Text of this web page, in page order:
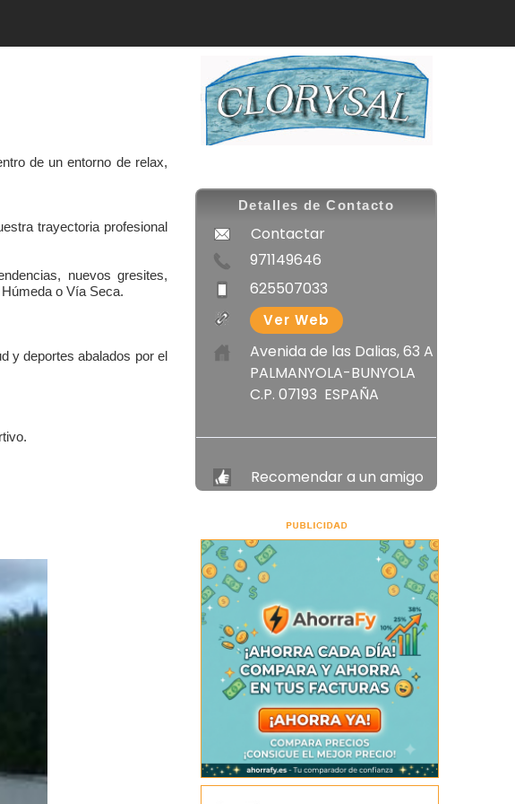
de un entorno de relax,
trayectoria profesional
nuevos gresites,
o Vía Seca.
y deportes abalados por el
Detalles de Contacto
Contactar
971149646
625507033
Ver Web
Avenida de las Dalias, 63 A
PALMANYOLA-BUNYOLA
C.P. 07193 ESPAÑA
Recomendar a un amigo